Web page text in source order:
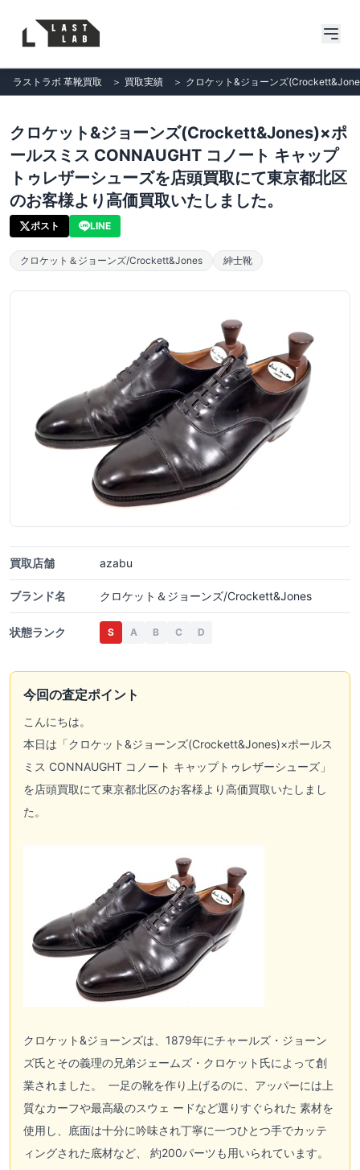
ラストラボ 革靴買取 ＞ 買取実績 ＞ クロケット&ジョーンズ
クロケット&ジョーンズ(Crockett&Jones)×ポ
ールスミス CONNAUGHT コノート キャップ
トゥレザーシューズを店頭買取にて東京都北区
のお客様より高価買取いたしました。
ポスト LINE
クロケット＆ジョーンズ/Crockett&Jones 紳士靴
買取店舗 azabu
ブランド名 クロケット＆ジョーンズ/Crockett&Jones
状態ランク S A B C D
今回の査定ポイント
こんにちは。
本日は「クロケット&ジョーンズ(Crockett&Jones)×ポールス
ミス CONNAUGHT コノート キャップトゥレザーシューズ」
を店頭買取にて東京都北区のお客様より高価買取いたしまし
た。
クロケット&ジョーンズは、1879年にチャールズ・ジョーン
ズ氏とその義理の兄弟ジェームズ・クロケット氏によって創
業されました。 一足の靴を作り上げるのに、アッパーには上
質なカーフや最高級のスウェ ードなど選りすぐられた 素材を
使用し、底面は十分に吟味され丁寧に一つひとつ手でカッテ
ィングされた底材など、 約200パーツも用いられています。